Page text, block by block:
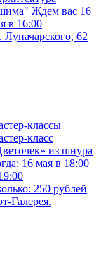
Ждем вас 16
в 16:00
Луначарского, 62
классы
класс
из шнура
16 мая в 18:00
250 рублей
Галерея.